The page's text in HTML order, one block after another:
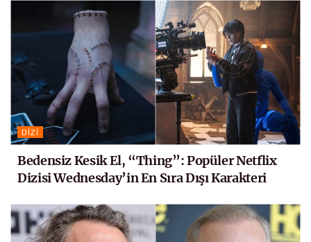
DIZI
Bedensiz Kesik El, “Thing”: Popüler Netflix
Dizisi Wednesday’in En Sıra Dışı Karakteri